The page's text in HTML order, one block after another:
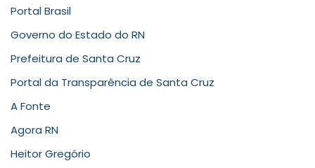
Portal Brasil
Governo do Estado do RN
Prefeitura de Santa Cruz
Portal da Transparência de Santa Cruz
A Fonte
Agora RN
Heitor Gregório